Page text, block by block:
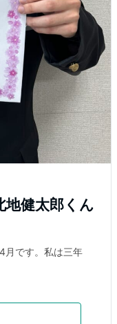
地健太郎くん
月です。私は三年